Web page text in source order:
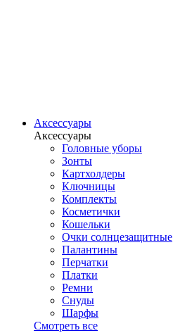
Аксессуары
Аксессуары
Головные уборы
Зонты
Картхолдеры
Ключницы
Комплекты
Косметички
Кошельки
Очки солнцезащитные
Палантины
Перчатки
Платки
Ремни
Снуды
Шарфы
Смотреть все